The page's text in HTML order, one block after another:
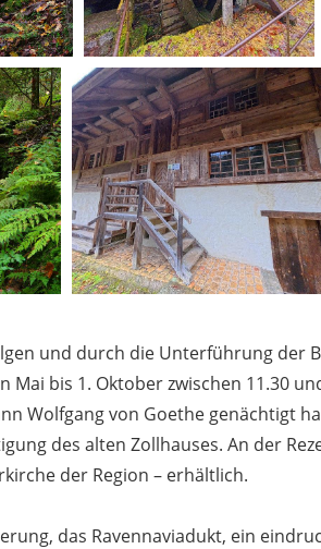
und durch die Unterführung der
bis 1. Oktober zwischen 11.30
Wolfgang von Goethe genächtigt
des alten Zollhauses. An der
der Region – erhältlich.
das Ravennaviadukt, ein